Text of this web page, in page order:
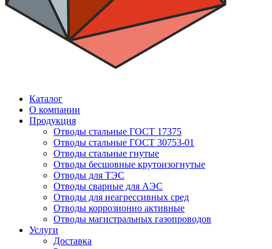
Каталог
О компании
Продукция
Отводы стальные ГОСТ 17375
Отводы стальные ГОСТ 30753-01
Отводы стальные гнутые
Отводы бесшовные крутоизогнутые
Отводы для ТЭС
Отводы сварные для АЭС
Отводы для неагрессивных сред
Отводы коррозионно активные
Отводы магистральных газопроводов
Услуги
Доставка